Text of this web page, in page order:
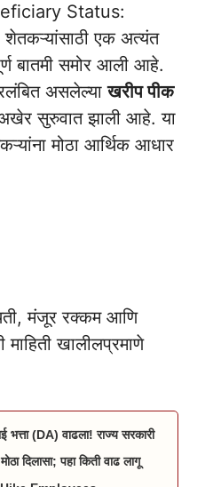
Status:
शेतकऱ्यांसाठी एक अत्यंत
बातमी समोर आली आहे.
असलेल्याखरीप पीक
अखेर सुरुवात झाली आहे. या
मोठा आर्थिक आधार
मंजूर रक्कम आणि
माहिती खालीलप्रमाणे
भत्ता (DA) वाढला! राज्य सरकारी
मोठा दिलासा; पहा किती वाढ लागू